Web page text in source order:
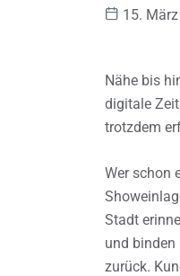
15.
Nähe bis
digitale
trotzdem
Wer schon
Stadt
und
zurück.